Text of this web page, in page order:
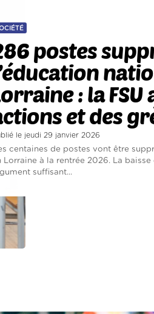
postes
: la FSU
et des
le jeudi 29 janvier 2026
centaines de postes vont être
Lorraine à la rentrée 2026. La
suffisant...